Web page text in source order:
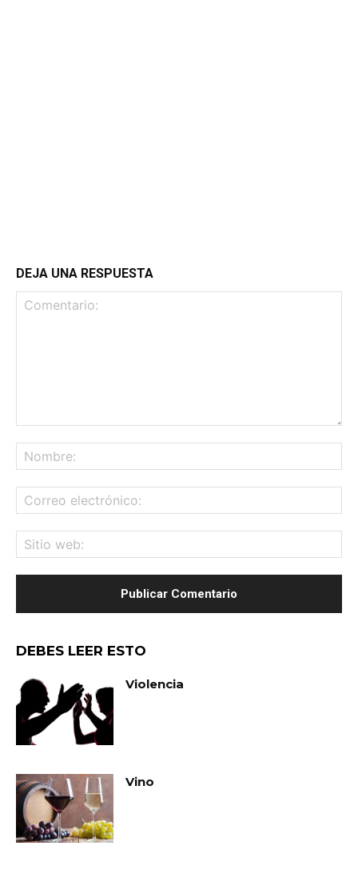
DEJA UNA RESPUESTA
DEBES LEER ESTO
Violencia
Vino